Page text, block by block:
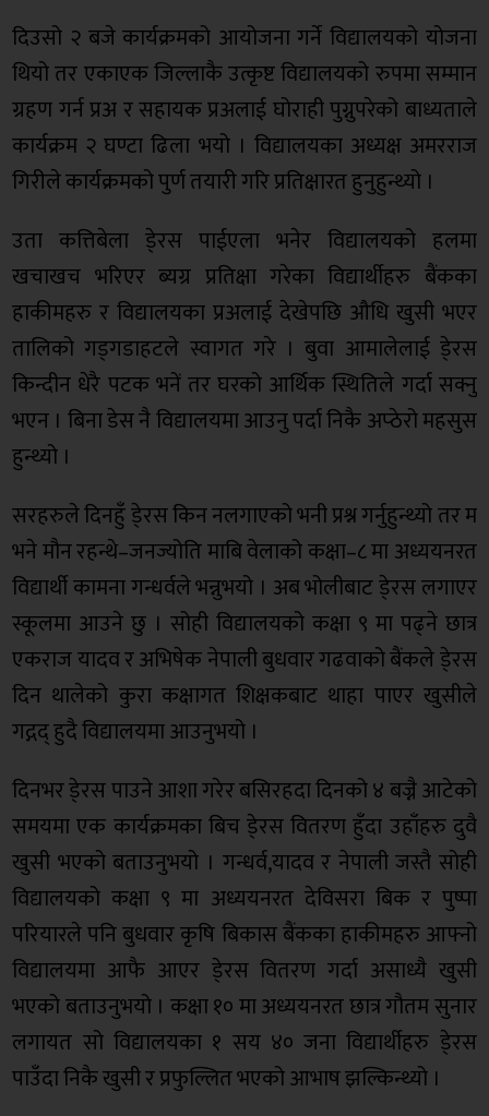
दिउसो २ बजे कार्यक्रमको आयोजना गर्ने विद्यालयको योजना
थियो तर एकाएक जिल्लाकै उत्कृष्ट विद्यालयको रुपमा सम्मान
ग्रहण गर्न प्रअ र सहायक प्रअलाई घोराही पुग्नुपरेको बाध्यताले
कार्यक्रम २ घण्टा ढिला भयो । विद्यालयका अध्यक्ष अमरराज
गिरीले कार्यक्रमको पुर्ण तयारी गरि प्रतिक्षारत हुनुहुन्थ्यो ।
उता कत्तिबेला डे्रस पाईएला भनेर विद्यालयको हलमा
खचाखच भरिएर ब्यग्र प्रतिक्षा गरेका विद्यार्थीहरु बैंकका
हाकीमहरु र विद्यालयका प्रअलाई देखेपछि औधि खुसी भएर
तालिको गड्गडाहटले स्वागत गरे । बुवा आमालेलाई डे्रस
किन्दीन धेरै पटक भनें तर घरको आर्थिक स्थितिले गर्दा सक्नु
भएन । बिना डेस नै विद्यालयमा आउनु पर्दा निकै अप्ठेरो महसुस
हुन्थ्यो ।
सरहरुले दिनहुँ डे्रस किन नलगाएको भनी प्रश्न गर्नुहुन्थ्यो तर म
भने मौन रहन्थे–जनज्योति माबि वेलाको कक्षा–८ मा अध्ययनरत
विद्यार्थी कामना गन्धर्वले भन्नुभयो । अब भोलीबाट डे्रस लगाएर
स्कूलमा आउने छु । सोही विद्यालयको कक्षा ९ मा पढ्ने छात्र
एकराज यादव र अभिषेक नेपाली बुधवार गढवाको बैंकले डे्रस
दिन थालेको कुरा कक्षागत शिक्षकबाट थाहा पाएर खुसीले
गद्गद् हुदै विद्यालयमा आउनुभयो ।
दिनभर डे्रस पाउने आशा गरेर बसिरहदा दिनको ४ बज्नै आटेको
समयमा एक कार्यक्रमका बिच डे्रस वितरण हुँदा उहाँहरु दुवै
खुसी भएको बताउनुभयो । गन्धर्व,यादव र नेपाली जस्तै सोही
विद्यालयको कक्षा ९ मा अध्ययनरत देविसरा बिक र पुष्पा
परियारले पनि बुधवार कृषि बिकास बैंकका हाकीमहरु आफ्नो
विद्यालयमा आफै आएर डे्रस वितरण गर्दा असाध्यै खुसी
भएको बताउनुभयो । कक्षा १० मा अध्ययनरत छात्र गौतम सुनार
लगायत सो विद्यालयका १ सय ४० जना विद्यार्थीहरु डे्रस
पाउँदा निकै खुसी र प्रफुल्लित भएको आभाष झल्किन्थ्यो ।